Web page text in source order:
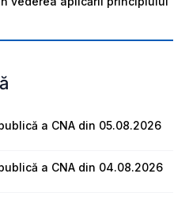
a CNA din 05.08.2026
a CNA din 04.08.2026